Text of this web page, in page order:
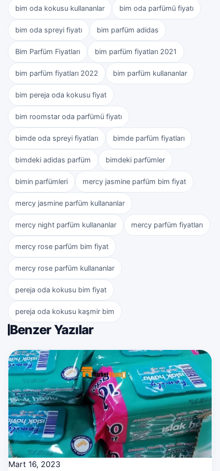
bim oda kokusu kullananlar bim oda parfümü fiyatı
bim oda spreyi fiyatı bim parfüm adidas
Bim Parfüm Fiyatları bim parfüm fiyatları 2021
bim parfüm fiyatları 2022 bim parfüm kullananlar
bim pereja oda kokusu fiyat
bim roomstar oda parfümü fiyatı
bimde oda spreyi fiyatları bimde parfüm fiyatları
bimdeki adidas parfüm bimdeki parfümler
bimin parfümleri mercy jasmine parfüm bim fiyat
mercy jasmine parfüm kullananlar
mercy night parfüm kullananlar mercy parfüm fiyatları
mercy rose parfüm bim fiyat
mercy rose parfüm kullananlar
pereja oda kokusu bim fiyat
pereja oda kokusu kaşmir bim
Benzer Yazılar
Mart 16, 2023